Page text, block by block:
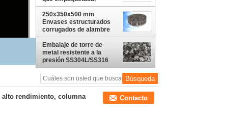
embalaje de la estructura
en la destilación
250x350x500 mm
Envases estructurados
corrugados de alambre
metálico de gasa para la
destilación
Embalaje de torre de
metal resistente a la
presión SS304L/SS316
para productos químicos
alto rendimiento, columna
Contacto